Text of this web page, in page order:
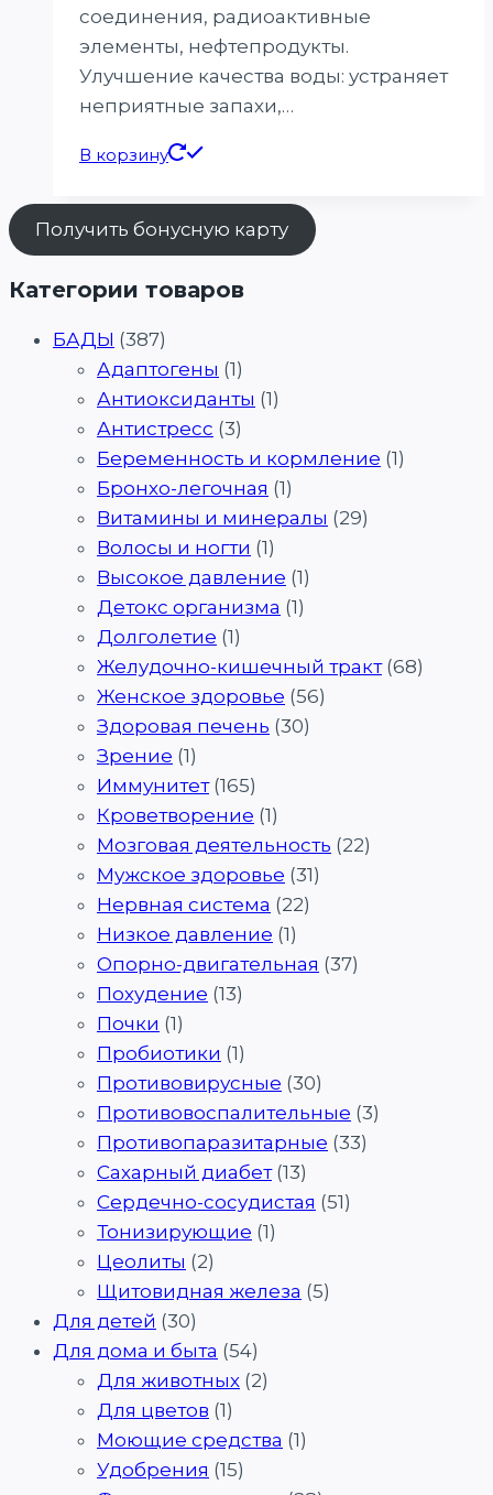
соединения, радиоактивные
элементы, нефтепродукты.
Улучшение качества воды: устраняет
неприятные запахи,…
В корзину
Получить бонусную карту
Категории товаров
БАДЫ (387)
Адаптогены (1)
Антиоксиданты (1)
Антистресс (3)
Беременность и кормление (1)
Бронхо-легочная (1)
Витамины и минералы (29)
Волосы и ногти (1)
Высокое давление (1)
Детокс организма (1)
Долголетие (1)
Желудочно-кишечный тракт (68)
Женское здоровье (56)
Здоровая печень (30)
Зрение (1)
Иммунитет (165)
Кроветворение (1)
Мозговая деятельность (22)
Мужское здоровье (31)
Нервная система (22)
Низкое давление (1)
Опорно-двигательная (37)
Похудение (13)
Почки (1)
Пробиотики (1)
Противовирусные (30)
Противовоспалительные (3)
Противопаразитарные (33)
Сахарный диабет (13)
Сердечно-сосудистая (51)
Тонизирующие (1)
Цеолиты (2)
Щитовидная железа (5)
Для детей (30)
Для дома и быта (54)
Для животных (2)
Для цветов (1)
Моющие средства (1)
Удобрения (15)